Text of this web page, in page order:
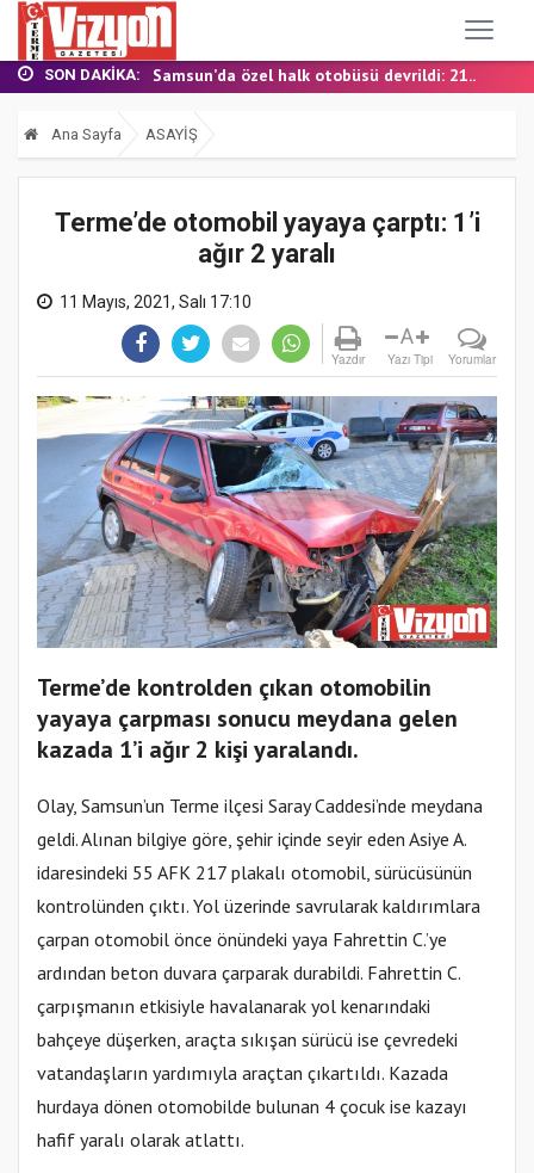
SON DAKIKA:
TERME MHP’DE KONGRE HEYECANI
YALI MAHALLESİ’NDE DOĞALGAZ İÇİN İLK KAZ...
Samsun’da özel halk otobüsü devrildi: 21...
FINDIK BAHÇESİNDE YANMIŞ HALDE ÖLÜ BULUN...
TERME MHP’DE KONGRE HEYECANI
Ana Sayfa ASAYİŞ
Terme’de otomobil yayaya çarptı: 1’i
ağır 2 yaralı
11 Mayıs, 2021, Salı 17:10
Yazdır
A
Yazı Tipi Yorumlar
Terme’de kontrolden çıkan otomobilin
yayaya çarpması sonucu meydana gelen
kazada 1’i ağır 2 kişi yaralandı.
Olay, Samsun’un Terme ilçesi Saray Caddesi’nde meydana
geldi. Alınan bilgiye göre, şehir içinde seyir eden Asiye A.
idaresindeki 55 AFK 217 plakalı otomobil, sürücüsünün
kontrolünden çıktı. Yol üzerinde savrularak kaldırımlara
çarpan otomobil önce önündeki yaya Fahrettin C.’ye
ardından beton duvara çarparak durabildi. Fahrettin C.
çarpışmanın etkisiyle havalanarak yol kenarındaki
bahçeye düşerken, araçta sıkışan sürücü ise çevredeki
vatandaşların yardımıyla araçtan çıkartıldı. Kazada
hurdaya dönen otomobilde bulunan 4 çocuk ise kazayı
hafif yaralı olarak atlattı.